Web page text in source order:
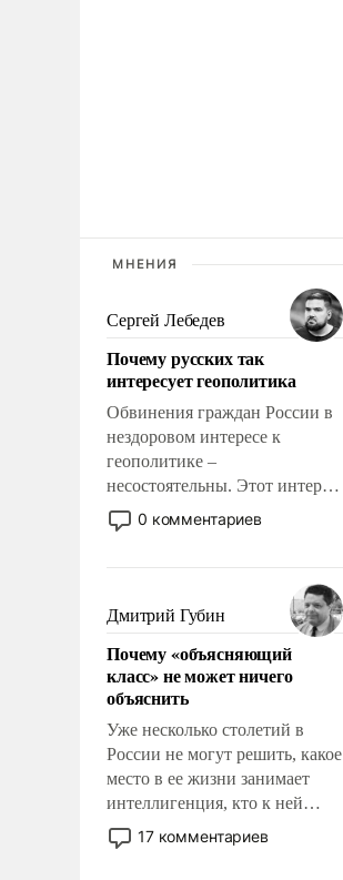
МНЕНИЯ
Сергей Лебедев
Почему русских так
интересует геополитика
Обвинения граждан России в
нездоровом интересе к
геополитике –
несостоятельны. Этот интерес
рационален и прагматичен. Он
обусловлен тысячелетним
фундаментальным знанием,
что мировая политика имеет
свойство заявляться на порог
нашего дома.
0 комментариев
Дмитрий Губин
Почему «объясняющий
класс» не может ничего
объяснить
Уже несколько столетий в
России не могут решить, какое
место в ее жизни занимает
интеллигенция, кто к ней
принадлежит, а кого из нее
исключили с правом
17 комментариев